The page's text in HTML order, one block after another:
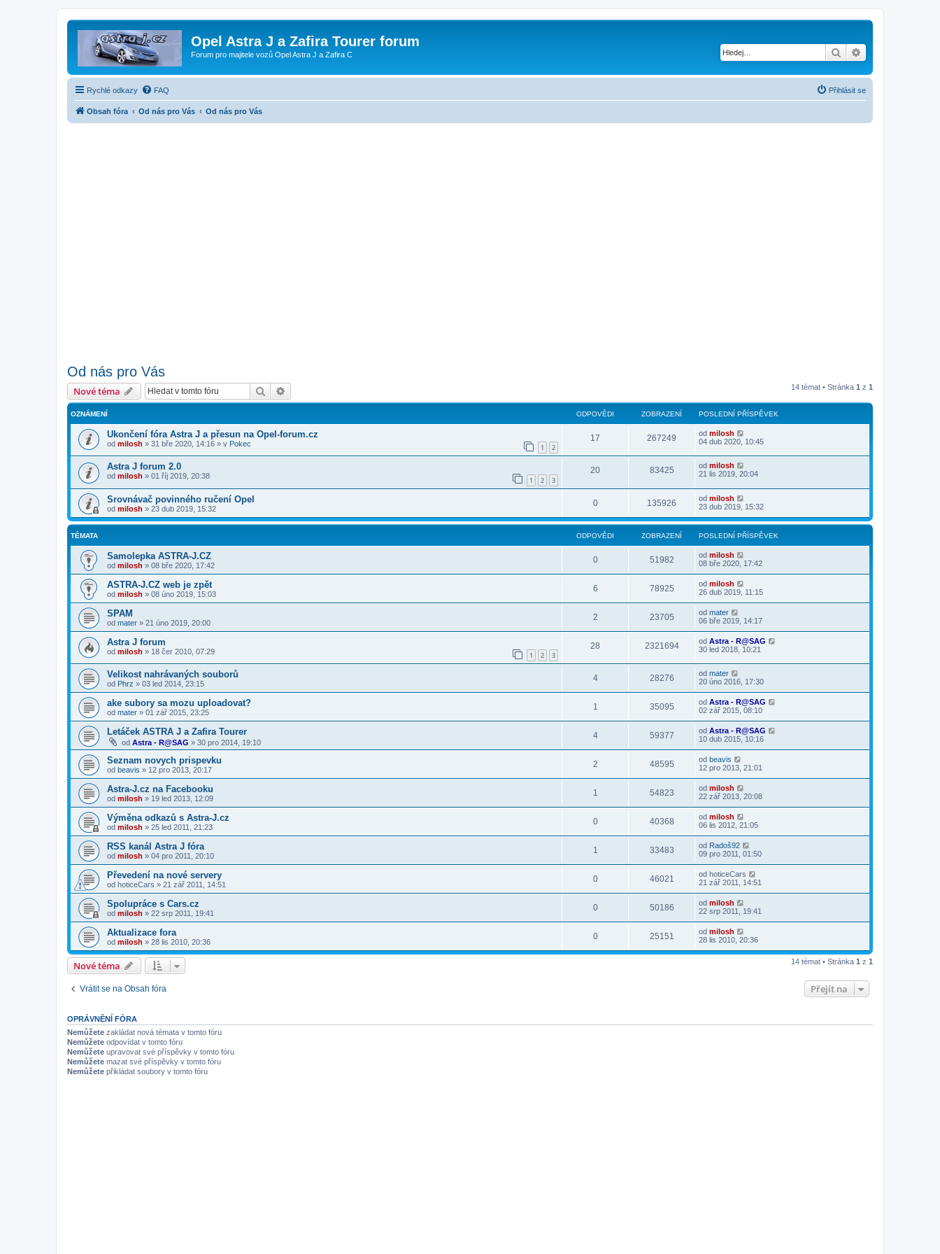
Opel Astra J a Zafira Tourer forum
Forum pro majitele vozů Opel Astra J a Zafira C Hledat
Rychlé odkazy FAQ Přihlásit se
Obsah fóra Od nás pro Vás Od nás pro Vás
Od nás pro Vás
Nové téma Hledat 14 témat • Stránka 1 z 1
OZNÁMENÍ ODPOVĚDI ZOBRAZENÍ POSLEDNÍ PŘÍSPĚVEK
Ukončení fóra Astra J a přesun na Opel-forum.cz
od milosh » 31 bře 2020, 14:16 » v Pokec 1 2
17 267249 od milosh
04 dub 2020, 10:45
Astra J forum 2.0
od milosh » 01 říj 2019, 20:38 1 2 3
20 83425 od milosh
21 lis 2019, 20:04
Srovnávač povinného ručení Opel
od milosh » 23 dub 2019, 15:32
0 135926 od milosh
23 dub 2019, 15:32
TÉMATA ODPOVĚDI ZOBRAZENÍ POSLEDNÍ PŘÍSPĚVEK
Samolepka ASTRA-J.CZ
od milosh » 08 bře 2020, 17:42
0 51982 od milosh
08 bře 2020, 17:42
ASTRA-J.CZ web je zpět
od milosh » 08 úno 2019, 15:03
6 78925 od milosh
26 dub 2019, 11:15
SPAM
od mater » 21 úno 2019, 20:00
2 23705 od mater
06 bře 2019, 14:17
Astra J forum
od milosh » 18 čer 2010, 07:29 1 2 3
28 2321694 od Astra - R@SAG
30 led 2018, 10:21
Velikost nahrávaných souborů
od Phrz » 03 led 2014, 23:15
4 28276 od mater
20 úno 2016, 17:30
ake subory sa mozu uploadovat?
od mater » 01 zář 2015, 23:25
1 35095 od Astra - R@SAG
02 zář 2015, 08:10
Letáček ASTRA J a Zafira Tourer
od Astra - R@SAG » 30 pro 2014, 19:10
4 59377 od Astra - R@SAG
10 dub 2015, 10:16
Seznam novych prispevku
od beavis » 12 pro 2013, 20:17
2 48595 od beavis
12 pro 2013, 21:01
Astra-J.cz na Facebooku
od milosh » 19 led 2013, 12:09
1 54823 od milosh
22 zář 2013, 20:08
Výměna odkazů s Astra-J.cz
od milosh » 25 led 2011, 21:23
0 40368 od milosh
06 lis 2012, 21:05
RSS kanál Astra J fóra
od milosh » 04 pro 2011, 20:10
1 33483 od Radoš92
09 pro 2011, 01:50
Převedení na nové servery
od hoticeCars » 21 zář 2011, 14:51
0 46021 od hoticeCars
21 zář 2011, 14:51
Spolupráce s Cars.cz
od milosh » 22 srp 2011, 19:41
0 50186 od milosh
22 srp 2011, 19:41
Aktualizace fora
od milosh » 28 lis 2010, 20:36
0 25151 od milosh
28 lis 2010, 20:36
Nové téma 14 témat • Stránka 1 z 1
Vrátit se na Obsah fóra Přejít na
OPRÁVNĚNÍ FÓRA
Nemůžete zakládat nová témata v tomto fóru
Nemůžete odpovídat v tomto fóru
Nemůžete upravovat své příspěvky v tomto fóru
Nemůžete mazat své příspěvky v tomto fóru
Nemůžete přikládat soubory v tomto fóru